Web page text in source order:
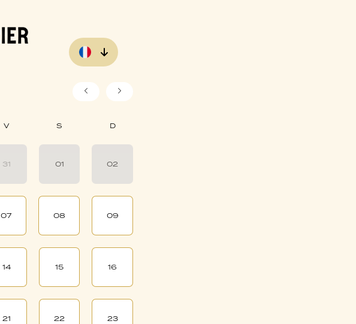
31 01 02
07 08 09
14 15 16
21 22 23